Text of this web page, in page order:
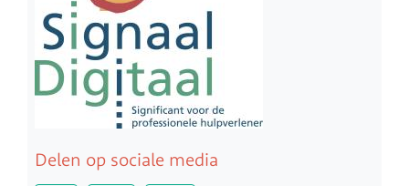
Delen op sociale media